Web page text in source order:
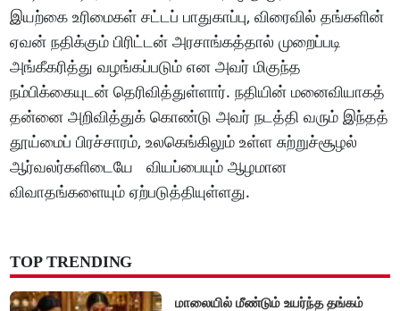
இயற்கை உரிமைகள் சட்டப் பாதுகாப்பு, விரைவில் தங்களின்
ஏவன் நதிக்கும் பிரிட்டன் அரசாங்கத்தால் முறைப்படி
அங்கீகரித்து வழங்கப்படும் என அவர் மிகுந்த
நம்பிக்கையுடன் தெரிவித்துள்ளார். நதியின் மனைவியாகத்
தன்னை அறிவித்துக் கொண்டு அவர் நடத்தி வரும் இந்தத்
தூய்மைப் பிரச்சாரம், உலகெங்கிலும் உள்ள சுற்றுச்சூழல்
ஆர்வலர்களிடையே வியப்பையும் ஆழமான
விவாதங்களையும் ஏற்படுத்தியுள்ளது.
TOP TRENDING
மாலையில் மீண்டும் உயர்ந்த தங்கம்